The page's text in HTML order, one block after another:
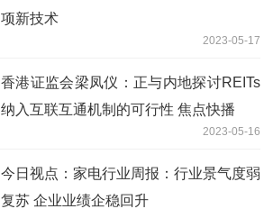
项新技术
2023-05-17
香港证监会梁凤仪：正与内地探讨REITs
纳入互联互通机制的可行性 焦点快播
2023-05-16
今日视点：家电行业周报：行业景气度弱
复苏 企业业绩企稳回升